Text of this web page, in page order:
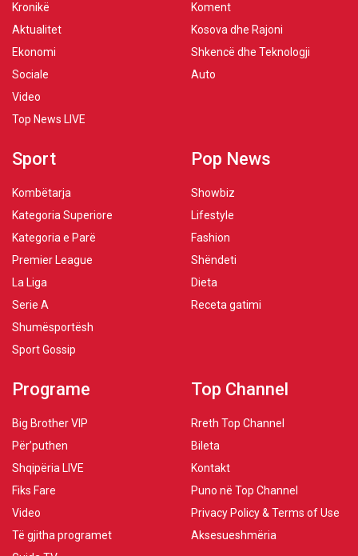
Kronikë
Aktualitet
Ekonomi
Sociale
Video
Top News LIVE
Koment
Kosova dhe Rajoni
Shkencë dhe Teknologji
Auto
Sport
Kombëtarja
Kategoria Superiore
Kategoria e Parë
Premier League
La Liga
Serie A
Shumësportësh
Sport Gossip
Pop News
Showbiz
Lifestyle
Fashion
Shëndeti
Dieta
Receta gatimi
Programe
Big Brother VIP
Për’puthen
Shqipëria LIVE
Fiks Fare
Video
Të gjitha programet
Top Channel
Rreth Top Channel
Bileta
Kontakt
Puno në Top Channel
Privacy Policy & Terms of Use
Aksesueshmëria